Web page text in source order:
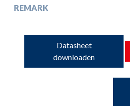
REMARK
Datasheet
downloaden